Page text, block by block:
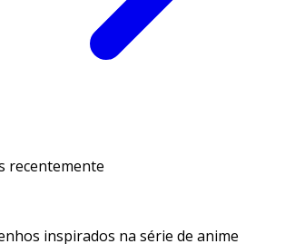
recentemente
inspirados na série de anime